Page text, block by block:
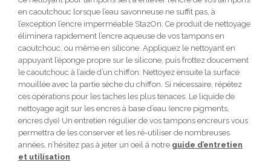
en caoutchouc lorsque l’eau savonneuse ne suffit pas, à
l’exception l’encre imperméable StazOn. Ce produit de nettoyage
éliminera rapidement l’encre aqueuse de vos tampons en
caoutchouc, ou même en silicone. Appliquez le nettoyant en
appuyant l’éponge propre sur le silicone, puis frottez doucement
le caoutchouc à l’aide d’un chiffon. Nettoyez ensuite la surface
mouillée avec la partie sèche du chiffon. Si nécessaire, répétez
ces opérations pour les taches les plus tenaces. Le liquide de
nettoyage agit sur les encres à base d’eau (encre pigments,
encres dye) Un entretien régulier de vos tampons encreurs vous
permettra de les conserver et les ré-utiliser de nombreuses
années, n’hésitez pas à jeter un oeil à notre guide d’entretien
et utilisation